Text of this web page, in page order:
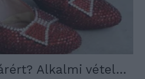
Alkalmi vétel…